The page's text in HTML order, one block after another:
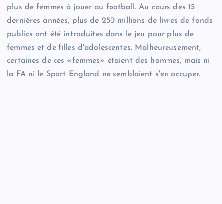
plus de femmes à jouer au football. Au cours des 15
dernières années, plus de 250 millions de livres de fonds
publics ont été introduites dans le jeu pour plus de
femmes et de filles d'adolescentes. Malheureusement,
certaines de ces «femmes» étaient des hommes, mais ni
la FA ni le Sport England ne semblaient s'en occuper.